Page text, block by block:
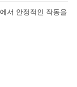
서 안정적인 작동을